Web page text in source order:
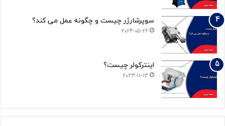
سوپرشارژر چیست و چگونه عمل می کند؟
2024-05-26
اینترکولر چیست؟
2023-11-13